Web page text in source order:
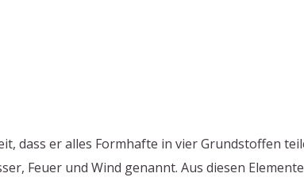
dass er alles Formhafte in vier Grundstoffen
Feuer und Wind genannt. Aus diesen